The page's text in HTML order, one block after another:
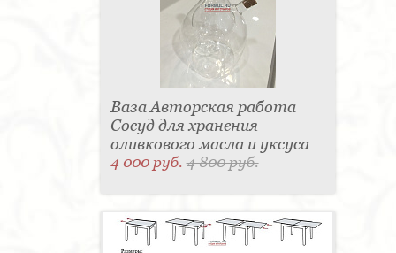
Ваза Авторская работа
Сосуд для хранения
оливкового масла и уксуса
4 000 руб.4 800 руб.